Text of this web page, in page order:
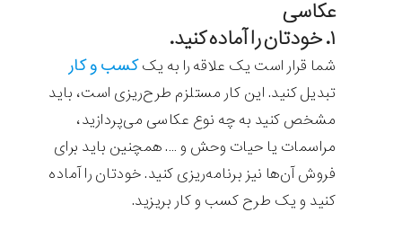
عکاسی
۱. خودتان را آماده کنید.
شما قرار است یک علاقه را به یککسب و کار
تبدیل کنید. این کار مستلزم طرح‌ریزی است، باید
مشخص کنید به چه نوع عکاسی می‌پردازید،
مراسمات یا حیات وحش و …. همچنین باید برای
فروش آن‌ها نیز برنامه‌ریزی کنید. خودتان را آماده
کنید و یک طرح کسب و کار بریزید.